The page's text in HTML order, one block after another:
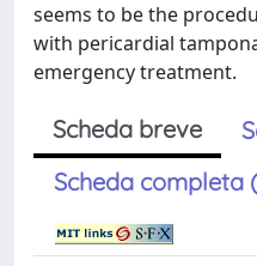
seems to be the
with pericardial
emergency treatment.
Scheda breve
Scheda completa